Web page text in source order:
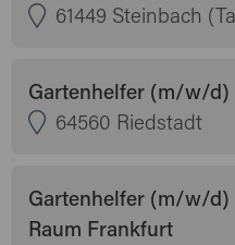
61449 Steinbach
Gartenhelfer (m/w/d)
64560 Riedstadt
Gartenhelfer (m/w/d)
Raum Frankfurt